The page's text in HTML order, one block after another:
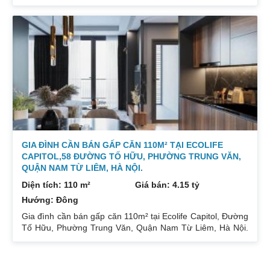
189m² thiết kế 3 phòng ngủ, 2wc, 2 gác xép. Nhà đang ở.
Giá bán 7,4 tỷ. Cả 2 căn chủ nhà đều để lại toàn bộ nội
thất. Xem nhà liên hệ: 0832133366
GIA ĐÌNH CẦN BÁN GẤP CĂN 110M² TẠI ECOLIFE
CAPITOL,58 ĐƯỜNG TỐ HỮU, PHƯỜNG TRUNG VĂN,
QUẬN NAM TỪ LIÊM, HÀ NỘI.
Diện tích: 110 m²
Giá bán: 4.15 tỷ
Hướng: Đông
Gia đình cần bán gấp căn 110m² tại Ecolife Capitol, Đường
Tố Hữu, Phường Trung Văn, Quận Nam Từ Liêm, Hà Nội.